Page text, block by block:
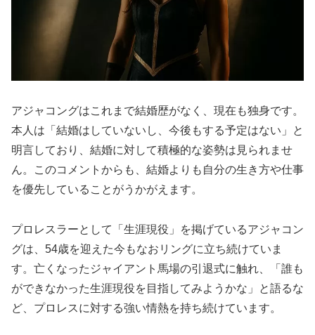
アジャコングはこれまで結婚歴がなく、現在も独身です。
本人は「結婚はしていないし、今後もする予定はない」と
明言しており、結婚に対して積極的な姿勢は見られませ
ん。このコメントからも、結婚よりも自分の生き方や仕事
を優先していることがうかがえます。
プロレスラーとして「生涯現役」を掲げているアジャコン
グは、54歳を迎えた今もなおリングに立ち続けていま
す。亡くなったジャイアント馬場の引退式に触れ、「誰も
ができなかった生涯現役を目指してみようかな」と語るな
ど、プロレスに対する強い情熱を持ち続けています。